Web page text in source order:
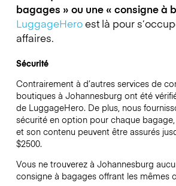
bagages » ou une « consigne à
LuggageHeroest là pour
affaires.
Sécurité
Contrairement à d’autres services de
boutiques à Johannesburg ont été
de LuggageHero. De plus, nous
sécurité en option pour chaque
et son contenu peuvent être assurés
$2500.
Vous ne trouverez à Johannesburg
consigne à bagages offrant les mêmes